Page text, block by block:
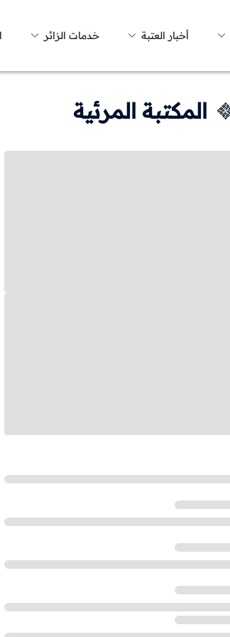
أخبار العتبة خدمات الزائر
المكتبة المرئية